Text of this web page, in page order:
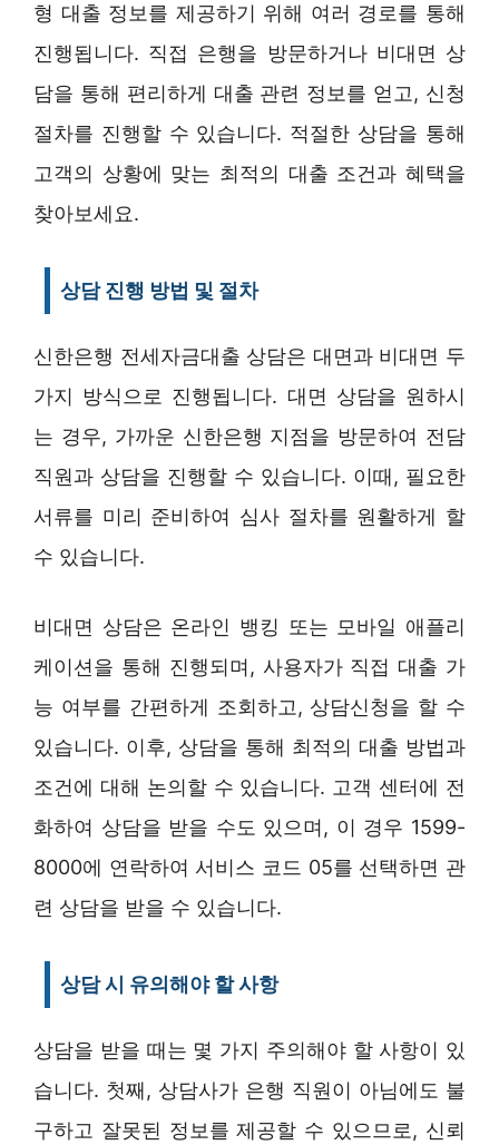
형 대출 정보를 제공하기 위해 여러 경로를 통해
진행됩니다. 직접 은행을 방문하거나 비대면 상
담을 통해 편리하게 대출 관련 정보를 얻고, 신청
절차를 진행할 수 있습니다. 적절한 상담을 통해
고객의 상황에 맞는 최적의 대출 조건과 혜택을
찾아보세요.
상담 진행 방법 및 절차
신한은행 전세자금대출 상담은 대면과 비대면 두
가지 방식으로 진행됩니다. 대면 상담을 원하시
는 경우, 가까운 신한은행 지점을 방문하여 전담
직원과 상담을 진행할 수 있습니다. 이때, 필요한
서류를 미리 준비하여 심사 절차를 원활하게 할
수 있습니다.
비대면 상담은 온라인 뱅킹 또는 모바일 애플리
케이션을 통해 진행되며, 사용자가 직접 대출 가
능 여부를 간편하게 조회하고, 상담신청을 할 수
있습니다. 이후, 상담을 통해 최적의 대출 방법과
조건에 대해 논의할 수 있습니다. 고객 센터에 전
화하여 상담을 받을 수도 있으며, 이 경우 1599-
8000에 연락하여 서비스 코드 05를 선택하면 관
련 상담을 받을 수 있습니다.
상담 시 유의해야 할 사항
상담을 받을 때는 몇 가지 주의해야 할 사항이 있
습니다. 첫째, 상담사가 은행 직원이 아님에도 불
구하고 잘못된 정보를 제공할 수 있으므로, 신뢰